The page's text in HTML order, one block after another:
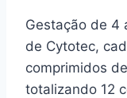
Gestação de 4
de Cytotec,
comprimidos
totalizando 12